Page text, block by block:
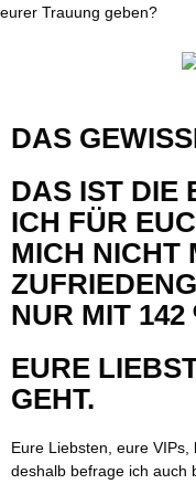
eurer Trauung geben?
DAS
DAS IST DIE
ICH FÜR
MICH NICHT
NUR MIT 142
EURE
GEHT.
Eure Liebsten, eure
deshalb befrage ich auch